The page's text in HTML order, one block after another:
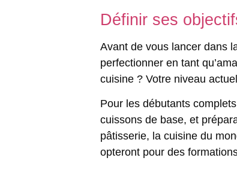
Définir ses
Avant de vous lancer dans
perfectionner en tant
cuisine ? Votre niveau
Pour les débutants
cuissons de base, et
pâtisserie, la cuisine du
opteront pour des